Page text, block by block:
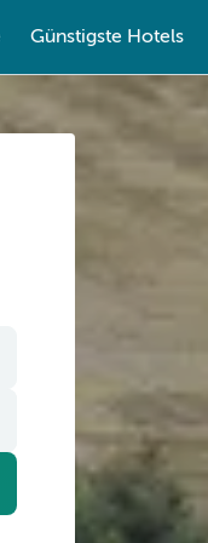
Günstigste Hotels